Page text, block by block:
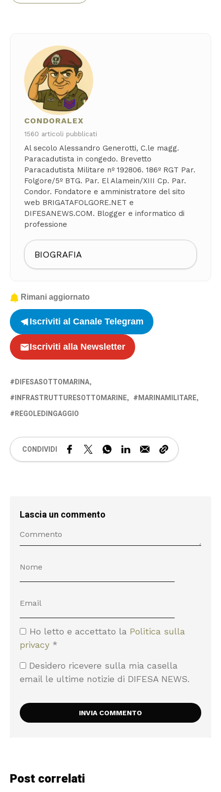
CONDORALEX
1560 articoli pubblicati
Al secolo Alessandro Generotti, C.le magg.
Paracadutista in congedo. Brevetto
Paracadutista Militare nº 192806. 186º RGT Par.
Folgore/5º BTG. Par. El Alamein/XIII Cp. Par.
Condor. Fondatore e amministratore del sito
web BRIGATAFOLGORE.NET e
DIFESANEWS.COM. Blogger e informatico di
professione
BIOGRAFIA
Rimani aggiornato
Iscriviti al Canale Telegram
Iscriviti alla Newsletter
DIFESASOTTOMARINA
INFRASTRUTTURESOTTOMARINE
MARINAMILITARE
REGOLEDINGAGGIO
CONDIVIDI
Lascia un commento
Ho letto e accettato la Politica sulla
privacy *
Desidero ricevere sulla mia casella
email le ultime notizie di DIFESA NEWS.
Post correlati